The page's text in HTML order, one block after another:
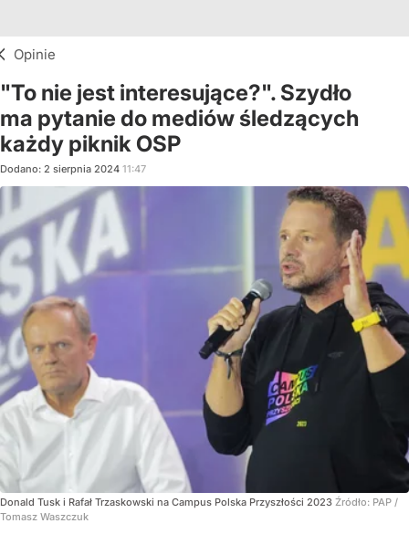
Opinie
"To nie jest interesujące?". Szydło
ma pytanie do mediów śledzących
każdy piknik OSP
Dodano: 2 sierpnia 2024 11:47
Donald Tusk i Rafał Trzaskowski na Campus Polska Przyszłości 2023 Źródło: PAP /
Tomasz Waszczuk